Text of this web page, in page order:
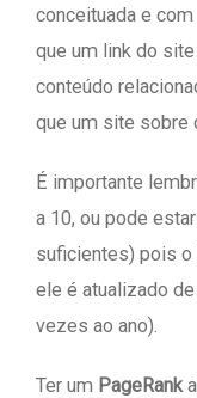
conceituada e
que um link do
conteúdo
que um site sobre
É importante
a 10, ou pode
suficientes) pois o
ele é atualizado
vezes ao ano).
Ter um PageRank